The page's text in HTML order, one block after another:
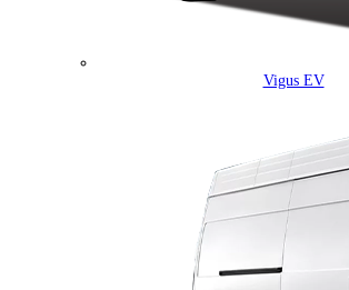
Vigus EV